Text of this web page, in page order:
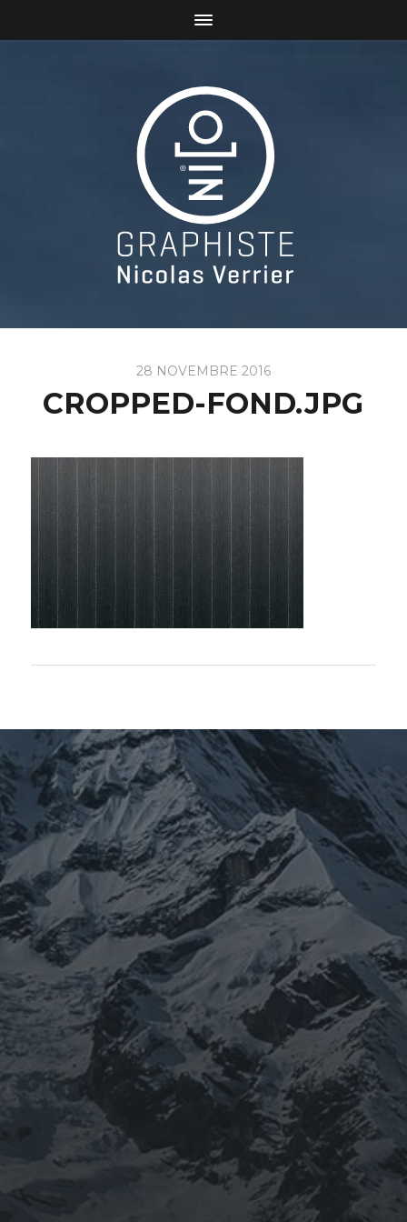
28 NOVEMBRE 2016
CROPPED-FOND.JPG